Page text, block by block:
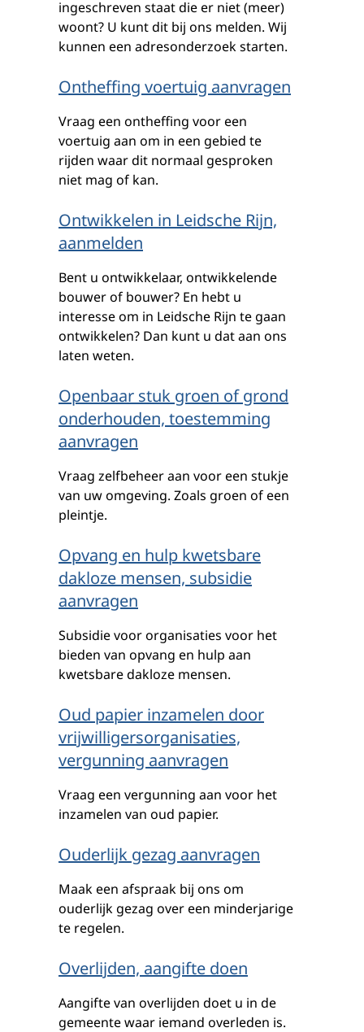
ingeschreven staat die er niet (meer)
woont? U kunt dit bij ons melden. Wij
kunnen een adresonderzoek starten.
Ontheffing voertuig aanvragen
Vraag een ontheffing voor een
voertuig aan om in een gebied te
rijden waar dit normaal gesproken
niet mag of kan.
Ontwikkelen in Leidsche Rijn,
aanmelden
Bent u ontwikkelaar, ontwikkelende
bouwer of bouwer? En hebt u
interesse om in Leidsche Rijn te gaan
ontwikkelen? Dan kunt u dat aan ons
laten weten.
Openbaar stuk groen of grond
onderhouden, toestemming
aanvragen
Vraag zelfbeheer aan voor een stukje
van uw omgeving. Zoals groen of een
pleintje.
Opvang en hulp kwetsbare
dakloze mensen, subsidie
aanvragen
Subsidie voor organisaties voor het
bieden van opvang en hulp aan
kwetsbare dakloze mensen.
Oud papier inzamelen door
vrijwilligersorganisaties,
vergunning aanvragen
Vraag een vergunning aan voor het
inzamelen van oud papier.
Ouderlijk gezag aanvragen
Maak een afspraak bij ons om
ouderlijk gezag over een minderjarige
te regelen.
Overlijden, aangifte doen
Aangifte van overlijden doet u in de
gemeente waar iemand overleden is.